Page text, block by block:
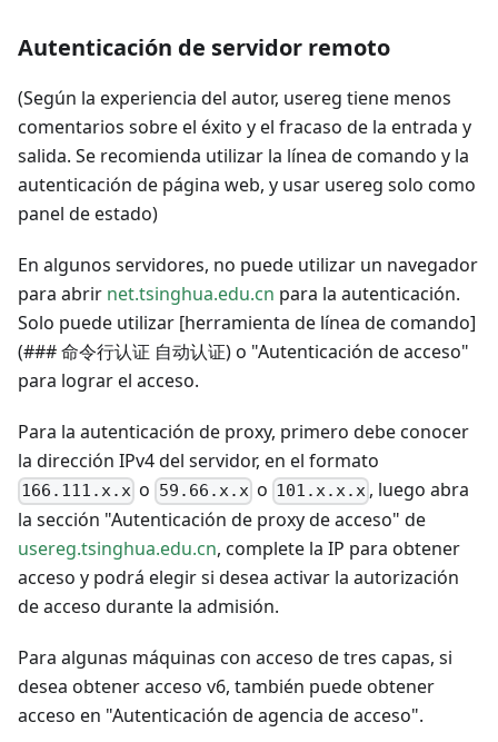
Autenticación de servidor remoto
(Según la experiencia del autor, usereg tiene menos
comentarios sobre el éxito y el fracaso de la entrada y
salida. Se recomienda utilizar la línea de comando y la
autenticación de página web, y usar usereg solo como
panel de estado)
En algunos servidores, no puede utilizar un navegador
para abrir net.tsinghua.edu.cn para la autenticación.
Solo puede utilizar [herramienta de línea de comando]
(### 命令行认证 自动认证) o "Autenticación de acceso"
para lograr el acceso.
Para la autenticación de proxy, primero debe conocer
la dirección IPv4 del servidor, en el formato
166.111.x.x o 59.66.x.xo 101.x.x.x , luego abra
la sección "Autenticación de proxy de acceso" de
usereg.tsinghua.edu.cn, complete la IP para obtener
acceso y podrá elegir si desea activar la autorización
de acceso durante la admisión.
Para algunas máquinas con acceso de tres capas, si
desea obtener acceso v6, también puede obtener
acceso en "Autenticación de agencia de acceso".